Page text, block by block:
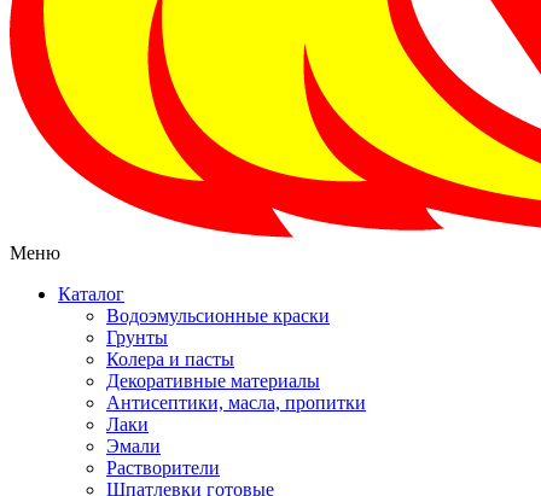
Меню
Каталог
Водоэмульсионные краски
Грунты
Колера и пасты
Декоративные материалы
Антисептики, масла, пропитки
Лаки
Эмали
Растворители
Шпатлевки готовые